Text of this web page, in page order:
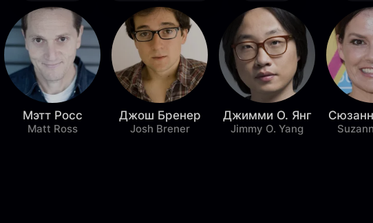
Мэтт Росс
Matt Ross
Джош Бренер
Josh Brener
Джимми О. Янг
Jimmy O. Yang